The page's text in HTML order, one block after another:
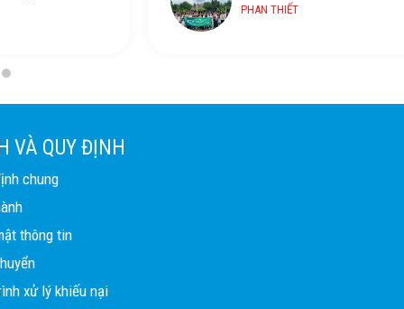
PHAN THIẾT
VÀ QUY ĐỊNH
chung
thông tin
xử lý khiếu nại